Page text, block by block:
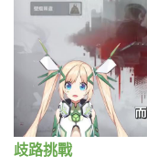
歧路挑戰